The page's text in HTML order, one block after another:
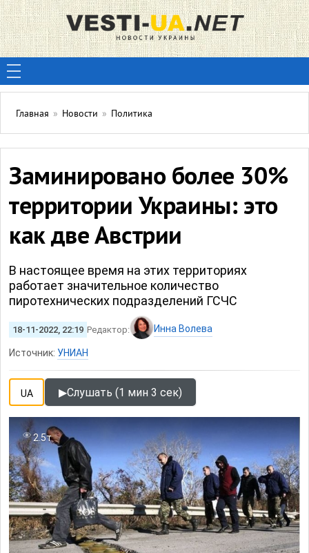
Главная » Новости » Политика
Заминировано более 30%
территории Украины: это
как две Австрии
В настоящее время на этих территориях
работает значительное количество
пиротехнических подразделений ГСЧС
18-11-2022, 22:19 Редактор: Инна Волева
Источник: УНИАН
UA ▶Слушать (1 мин 3 сек)
2.5т